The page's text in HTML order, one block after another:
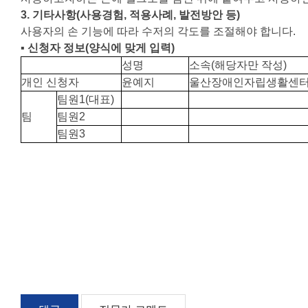
높이
폭
스케일 조정
3. 기타사항(사용경험 , 적용사례 , 발전방안 등)
사용자의 손 기능에 따라 수저의 각도를 조절해야 합니다.
▪ 신청자 정보(양식에 맞게 입력)
성명
소속(해당자만 작성)
개인 신청자
윤예지 울산장애인자립생활센터
팀
팀원1(대표)
팀원2
팀원3